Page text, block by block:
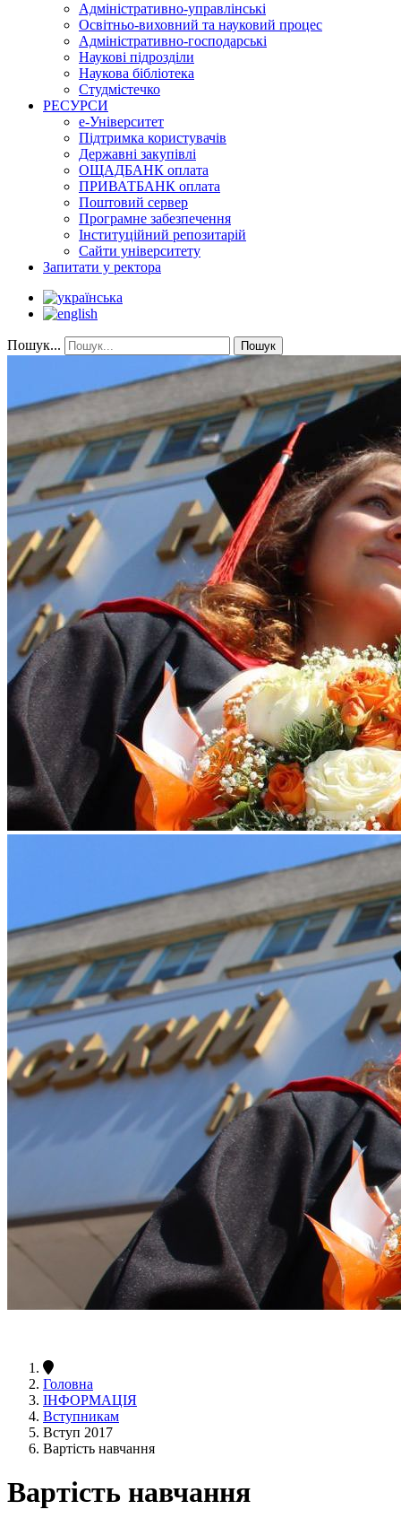
Адміністративно-управлінські
Освітньо-виховний та науковий процес
Адміністративно-господарські
Наукові підрозділи
Наукова бібліотека
Студмістечко
РЕСУРСИ
е-Університет
Підтримка користувачів
Державні закупівлі
ОЩАДБАНК оплата
ПРИВАТБАНК оплата
Поштовий сервер
Програмне забезпечення
Інституційний репозитарій
Сайти університету
Запитати у ректора
Пошук... Пошук
Головна
ІНФОРМАЦІЯ
Вступникам
Вступ 2017
Вартість навчання
Вартість навчання